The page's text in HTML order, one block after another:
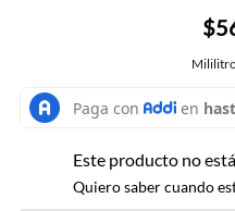
Este producto no
Quiero saber cuando